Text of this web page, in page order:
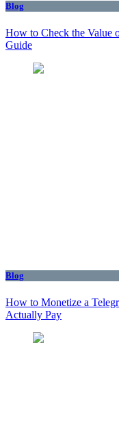
Blog
How to Check the Value
Guide
Blog
How to Monetize a
Actually Pay